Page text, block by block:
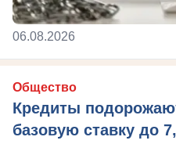
06.08.2026
Общество
Кредиты
базовую ставку до